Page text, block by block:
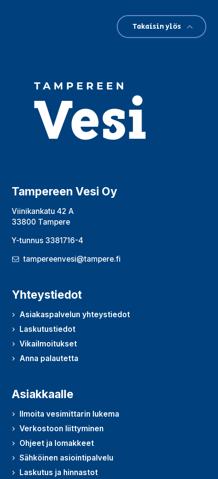
Tampereen Vesi Oy
Viinikankatu 42 A
33800 Tampere
Y-tunnus 3381716-4
tampereenvesi@tampere.fi
Yhteystiedot
Asiakaspalvelun yhteystiedot
Laskutustiedot
Vikailmoitukset
Anna palautetta
(Avautuu uudessa ikkunassa)
Asiakkaalle
Ilmoita vesimittarin lukema
Verkostoon liittyminen
Ohjeet ja lomakkeet
Sähköinen asiointipalvelu
Laskutus ja hinnastot
Takaisin ylös